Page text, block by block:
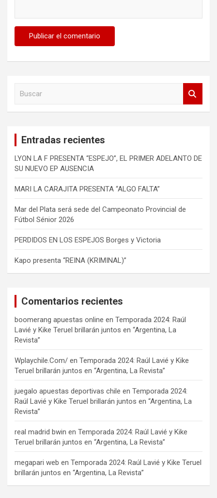
Entradas recientes
LYON LA F PRESENTA “ESPEJO”, EL PRIMER ADELANTO DE
SU NUEVO EP AUSENCIA
MARI LA CARAJITA PRESENTA “ALGO FALTA”
Mar del Plata será sede del Campeonato Provincial de
Fútbol Sénior 2026
PERDIDOS EN LOS ESPEJOS Borges y Victoria
Kapo presenta “REINA (KRIMINAL)”
Comentarios recientes
boomerang apuestas online en Temporada 2024: Raúl
Lavié y Kike Teruel brillarán juntos en “Argentina, La
Revista”
Wplaychile.Com/ en Temporada 2024: Raúl Lavié y Kike
Teruel brillarán juntos en “Argentina, La Revista”
juegalo apuestas deportivas chile en Temporada 2024:
Raúl Lavié y Kike Teruel brillarán juntos en “Argentina, La
Revista”
real madrid bwin en Temporada 2024: Raúl Lavié y Kike
Teruel brillarán juntos en “Argentina, La Revista”
megapari web en Temporada 2024: Raúl Lavié y Kike Teruel
brillarán juntos en “Argentina, La Revista”